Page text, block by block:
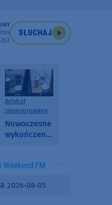
SŁUCHAJ
Artykuł
sponsorowany
Nowoczesne
wykończenia
SPC, WPC i
kamienny
FM
2026-08-05